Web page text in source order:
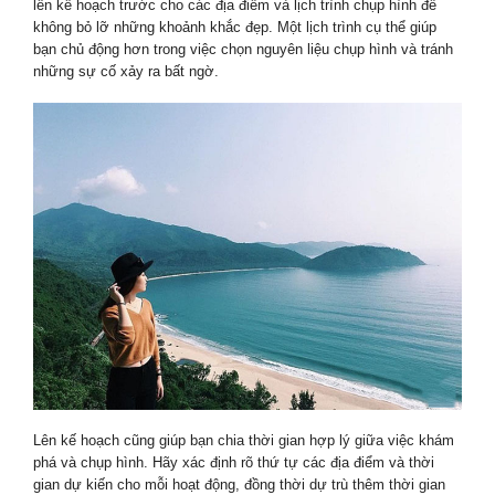
lên kế hoạch trước cho các địa điểm và lịch trình chụp hình để
không bỏ lỡ những khoảnh khắc đẹp. Một lịch trình cụ thể giúp
bạn chủ động hơn trong việc chọn nguyên liệu chụp hình và tránh
những sự cố xảy ra bất ngờ.
Lên kế hoạch cũng giúp bạn chia thời gian hợp lý giữa việc khám
phá và chụp hình. Hãy xác định rõ thứ tự các địa điểm và thời
gian dự kiến cho mỗi hoạt động, đồng thời dự trù thêm thời gian